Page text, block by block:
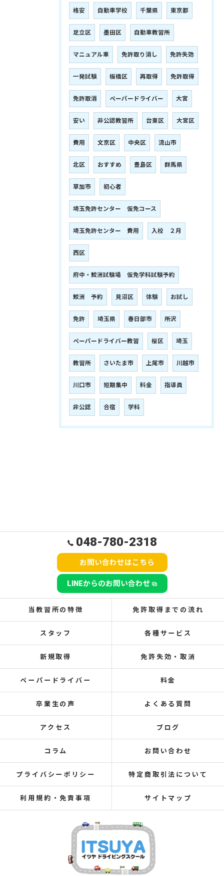
格安 自動車学校 千葉県 東京都
足立区 墨田区 自動車教習所
マニュアル車 免許取り消し 免許失効
一発試験 板橋区 再取得 免許取得
免許取消 ペーパードライバー 大宮
安い 非公認教習所 台東区 大宮区
費用 文京区 中央区 流山市
北区 おすすめ 豊島区 群馬県
草加市 初心者
埼玉免許センター 仮免コース
埼玉免許センター 費用 入校 ２月
西区
府中・鮫洲試験場 仮免学科試験予約
鮫洲 予約 見沼区 体験 お試し
免許 埼玉県 春日部市 所沢
ペーパードライバー教習 桜区 埼玉
教習所 さいたま市 上尾市 川越市
川口市 短期集中 料金 指導員
非公認 合宿 学科
048-780-2318
お問い合わせはこちら
LINEからのお問い合わせ
当教習所の特徴 免許取得までの流れ
スタッフ 各種サービス
新規取得 免許失効・取消
ペーパードライバー 料金
卒業生の声 よくある質問
アクセス ブログ
コラム お問い合わせ
プライバシーポリシー 特定商取引法について
利用規約・免責事項 サイトマップ